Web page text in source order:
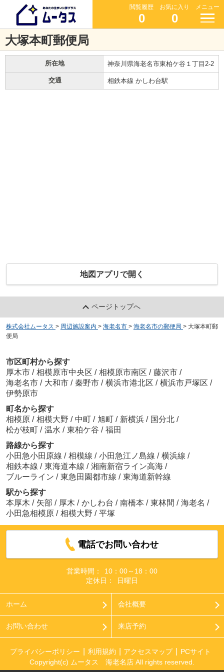
閲覧履歴
0
お気に入り
0
メニュー
大塚本町郵便局
所在地 神奈川県海老名市東柏ケ谷１丁目2-2
交通 相鉄本線 かしわ台駅
地図アプリで開く
ページトップへ
株式会社ムータス > 周辺施設案内 > 海老名市 > 海老名市の郵便局 > 大塚本町郵
便局
市区町村から探す
厚木市 / 相模原市中央区 / 相模原市南区 / 藤沢市 /
海老名市 / 大和市 / 秦野市 / 横浜市港北区 / 横浜市戸塚区 /
伊勢原市
町名から探す
相模原 / 相模大野 / 中町 / 旭町 / 新横浜 / 国分北 /
松が枝町 / 温水 / 東柏ケ谷 / 福田
路線から探す
小田急小田原線 / 相模線 / 小田急江ノ島線 / 横浜線 /
相鉄本線 / 東海道本線 / 湘南新宿ライン高海 /
ブルーライン / 東急田園都市線 / 東海道新幹線
駅から探す
本厚木 / 矢部 / 厚木 / かしわ台 / 南橋本 / 東林間 / 海老名 /
小田急相模原 / 相模大野 / 平塚
電話でお問い合わせ
営業時間：
10：00～18：00
定休日：
日曜日
ホーム 会社概要
お問い合わせ 来店予約
プライバシーポリシー 利用規約 アクセスマップ
PCサイト
Copyright(c) ムータス 海老名店 All rights reserved.